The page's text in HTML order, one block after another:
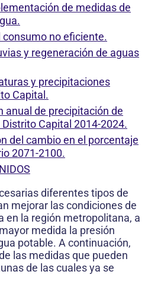
de medidas de
consumo no eficiente.
y regeneración de aguas
y precipitaciones
Capital.
anual de precipitación de
Capital 2014-2024.
del cambio en el porcentaje
2071-2100.
diferentes tipos de
mejorar las condiciones de
en la región metropolitana, a
medida la presión
potable. A continuación,
las medidas que pueden
de las cuales ya se